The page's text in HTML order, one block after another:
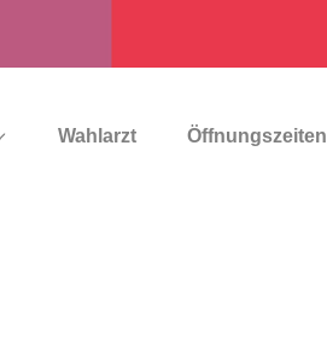
Wahlarzt Öffnungszeiten